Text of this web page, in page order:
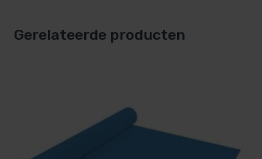
Gerelateerde producten